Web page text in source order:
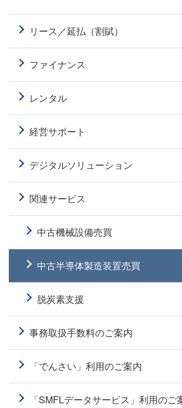
リース／延払（割賦）
ファイナンス
レンタル
経営サポート
デジタルソリューション
関連サービス
中古機械設備売買
中古半導体製造装置売買
脱炭素支援
事務取扱手数料のご案内
「でんさい」利用のご案内
「SMFLデータサービス」利⽤のご